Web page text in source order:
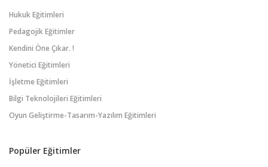
Hukuk Eğitimleri
Pedagojik Eğitimler
Kendini Öne Çıkar. !
Yönetici Eğitimleri
İşletme Eğitimleri
Bilgi Teknolojileri Eğitimleri
Oyun Geliştirme-Tasarım-Yazılım Eğitimleri
Popüler Eğitimler